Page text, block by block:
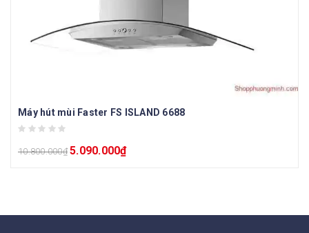
Máy hút mùi Faster FS ISLAND 6688
10.800.000₫ 5.090.000₫